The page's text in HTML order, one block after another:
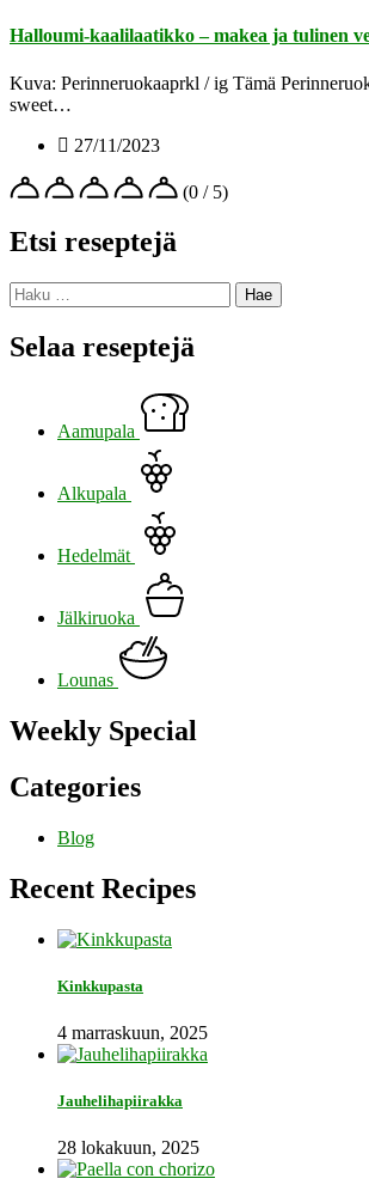
Halloumi-kaalilaatikko – makea ja tulinen
Kuva: Perinneruokaaprkl / ig Tämä
sweet…
27/11/2023
(0 / 5)
Etsi reseptejä
Haku:
Selaa reseptejä
Aamupala
Alkupala
Hedelmät
Jälkiruoka
Lounas
Weekly Special
Categories
Blog
Recent Recipes
Kinkkupasta
4 marraskuun, 2025
Jauhelihapiirakka
28 lokakuun, 2025